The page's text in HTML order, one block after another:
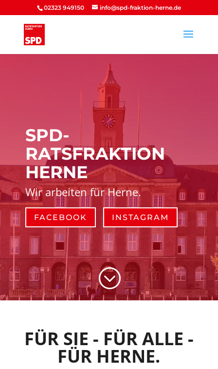
02323 949150 info@spd-fraktion-herne.de
SPD-
RATSFRAKTION
HERNE
Wir arbeiten für Herne.
FACEBOOK INSTAGRAM
;
FÜR SIE - FÜR ALLE -
FÜR HERNE.